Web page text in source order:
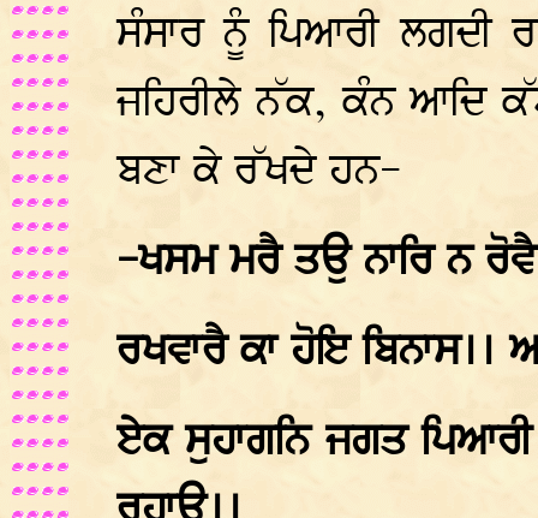
ਸੰਸਾਰ ਨੂੰ ਪਿਆਰੀ ਲਗਦੀ
ਜਹਿਰੀਲੇ ਨੱਕ, ਕੰਨ ਆਦਿ
ਬਣਾ ਕੇ ਰੱਖਦੇ ਹਨ-
-ਖਸਮ ਮਰੈ ਤਉ ਨਾਰਿ ਨ
ਰਖਵਾਰੈ ਕਾ ਹੋਇ
ਏਕ ਸੁਹਾਗਨਿ ਜਗਤ